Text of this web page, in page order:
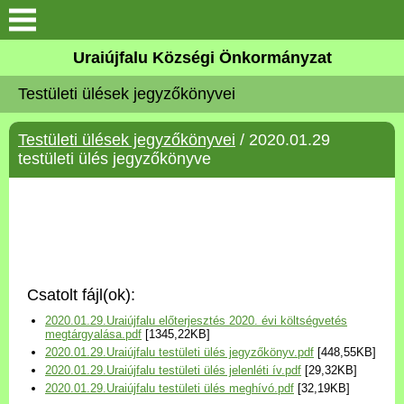
Köszöntő
Elérhetőségek
Uraiújfalu
Választási információk
Versenyképes Járások
Program
Uraiújfalu Községi Önkormányzat
Testületi ülések jegyzőkönyvei
Testületi ülések jegyzőkönyvei / 2020.01.29
testületi ülés jegyzőkönyve
Csatolt fájl(ok):
2020.01.29.Uraiújfalu előterjesztés 2020. évi költségvetés
megtárgyalása.pdf [1345,22KB]
2020.01.29.Uraiújfalu testületi ülés jegyzőkönyv.pdf [448,55KB]
2020.01.29.Uraiújfalu testületi ülés jelenléti ív.pdf [29,32KB]
2020.01.29.Uraiújfalu testületi ülés meghívó.pdf [32,19KB]